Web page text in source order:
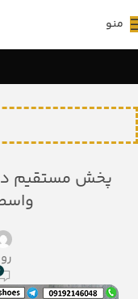
منو
پخش مستقیم